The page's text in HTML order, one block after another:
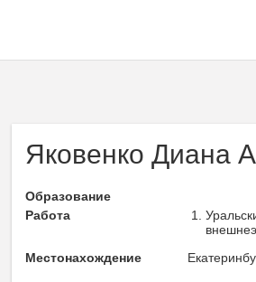
Яковенко Диана
Образование
Работа
Местонахождение